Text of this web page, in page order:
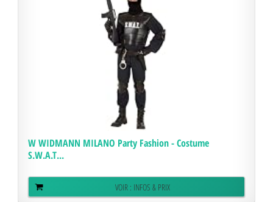
W WIDMANN MILANO Party Fashion - Costume
S.W.A.T...
VOIR : INFOS & PRIX